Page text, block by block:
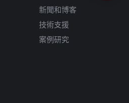
新聞和博客
技術支援
案例研究